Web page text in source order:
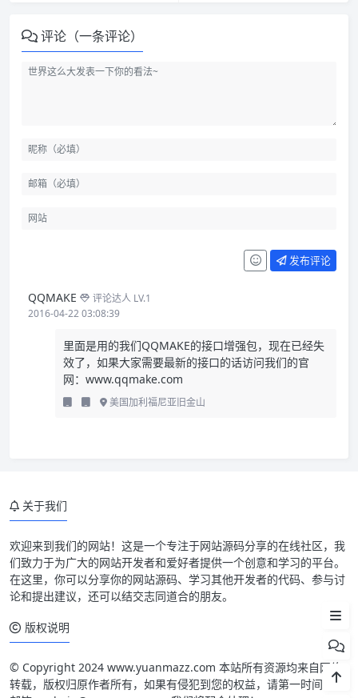
评论（一条评论）
发布评论
QQMAKE
评论达人 LV.1
2016-04-22 03:08:39
里面是用的我们QQMAKE的接口增强包，现在已经失
效了，如果大家需要最新的接口的话访问我们的官
网：www.qqmake.com
美国加利福尼亚旧金山
源码简介
源码截图
源码安装
关于我们
欢迎来到我们的网站！这是一个专注于网站源码分享的在线社区，我
们致力于为广大的网站开发者和爱好者提供一个创意和学习的平台。
在这里，你可以分享你的网站源码、学习其他开发者的代码、参与讨
论和提出建议，还可以结交志同道合的朋友。
版权说明
© Copyright 2024 www.yuanmazz.com 本站所有资源均来自网络
转载，版权归原作者所有，如果有侵犯到您的权益，请第一时间联系